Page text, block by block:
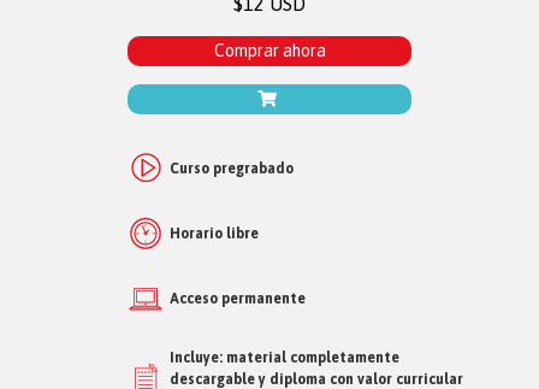
Comprar ahora
Curso pregrabado
Horario libre
Acceso permanente
Incluye: material completamente
descargable y diploma con valor curricular